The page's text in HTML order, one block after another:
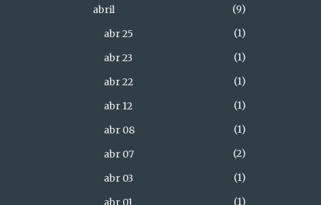
abril
9
abr 25
1
abr 23
1
abr 22
1
abr 12
1
abr 08
1
abr 07
2
abr 03
1
abr 01
1